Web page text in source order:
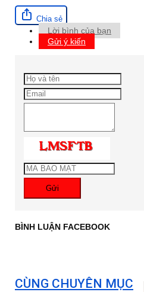
Chia sẻ
Lời bình của bạn
Gửi ý kiến
Gửi
BÌNH LUẬN FACEBOOK
CÙNG CHUYÊN MỤC